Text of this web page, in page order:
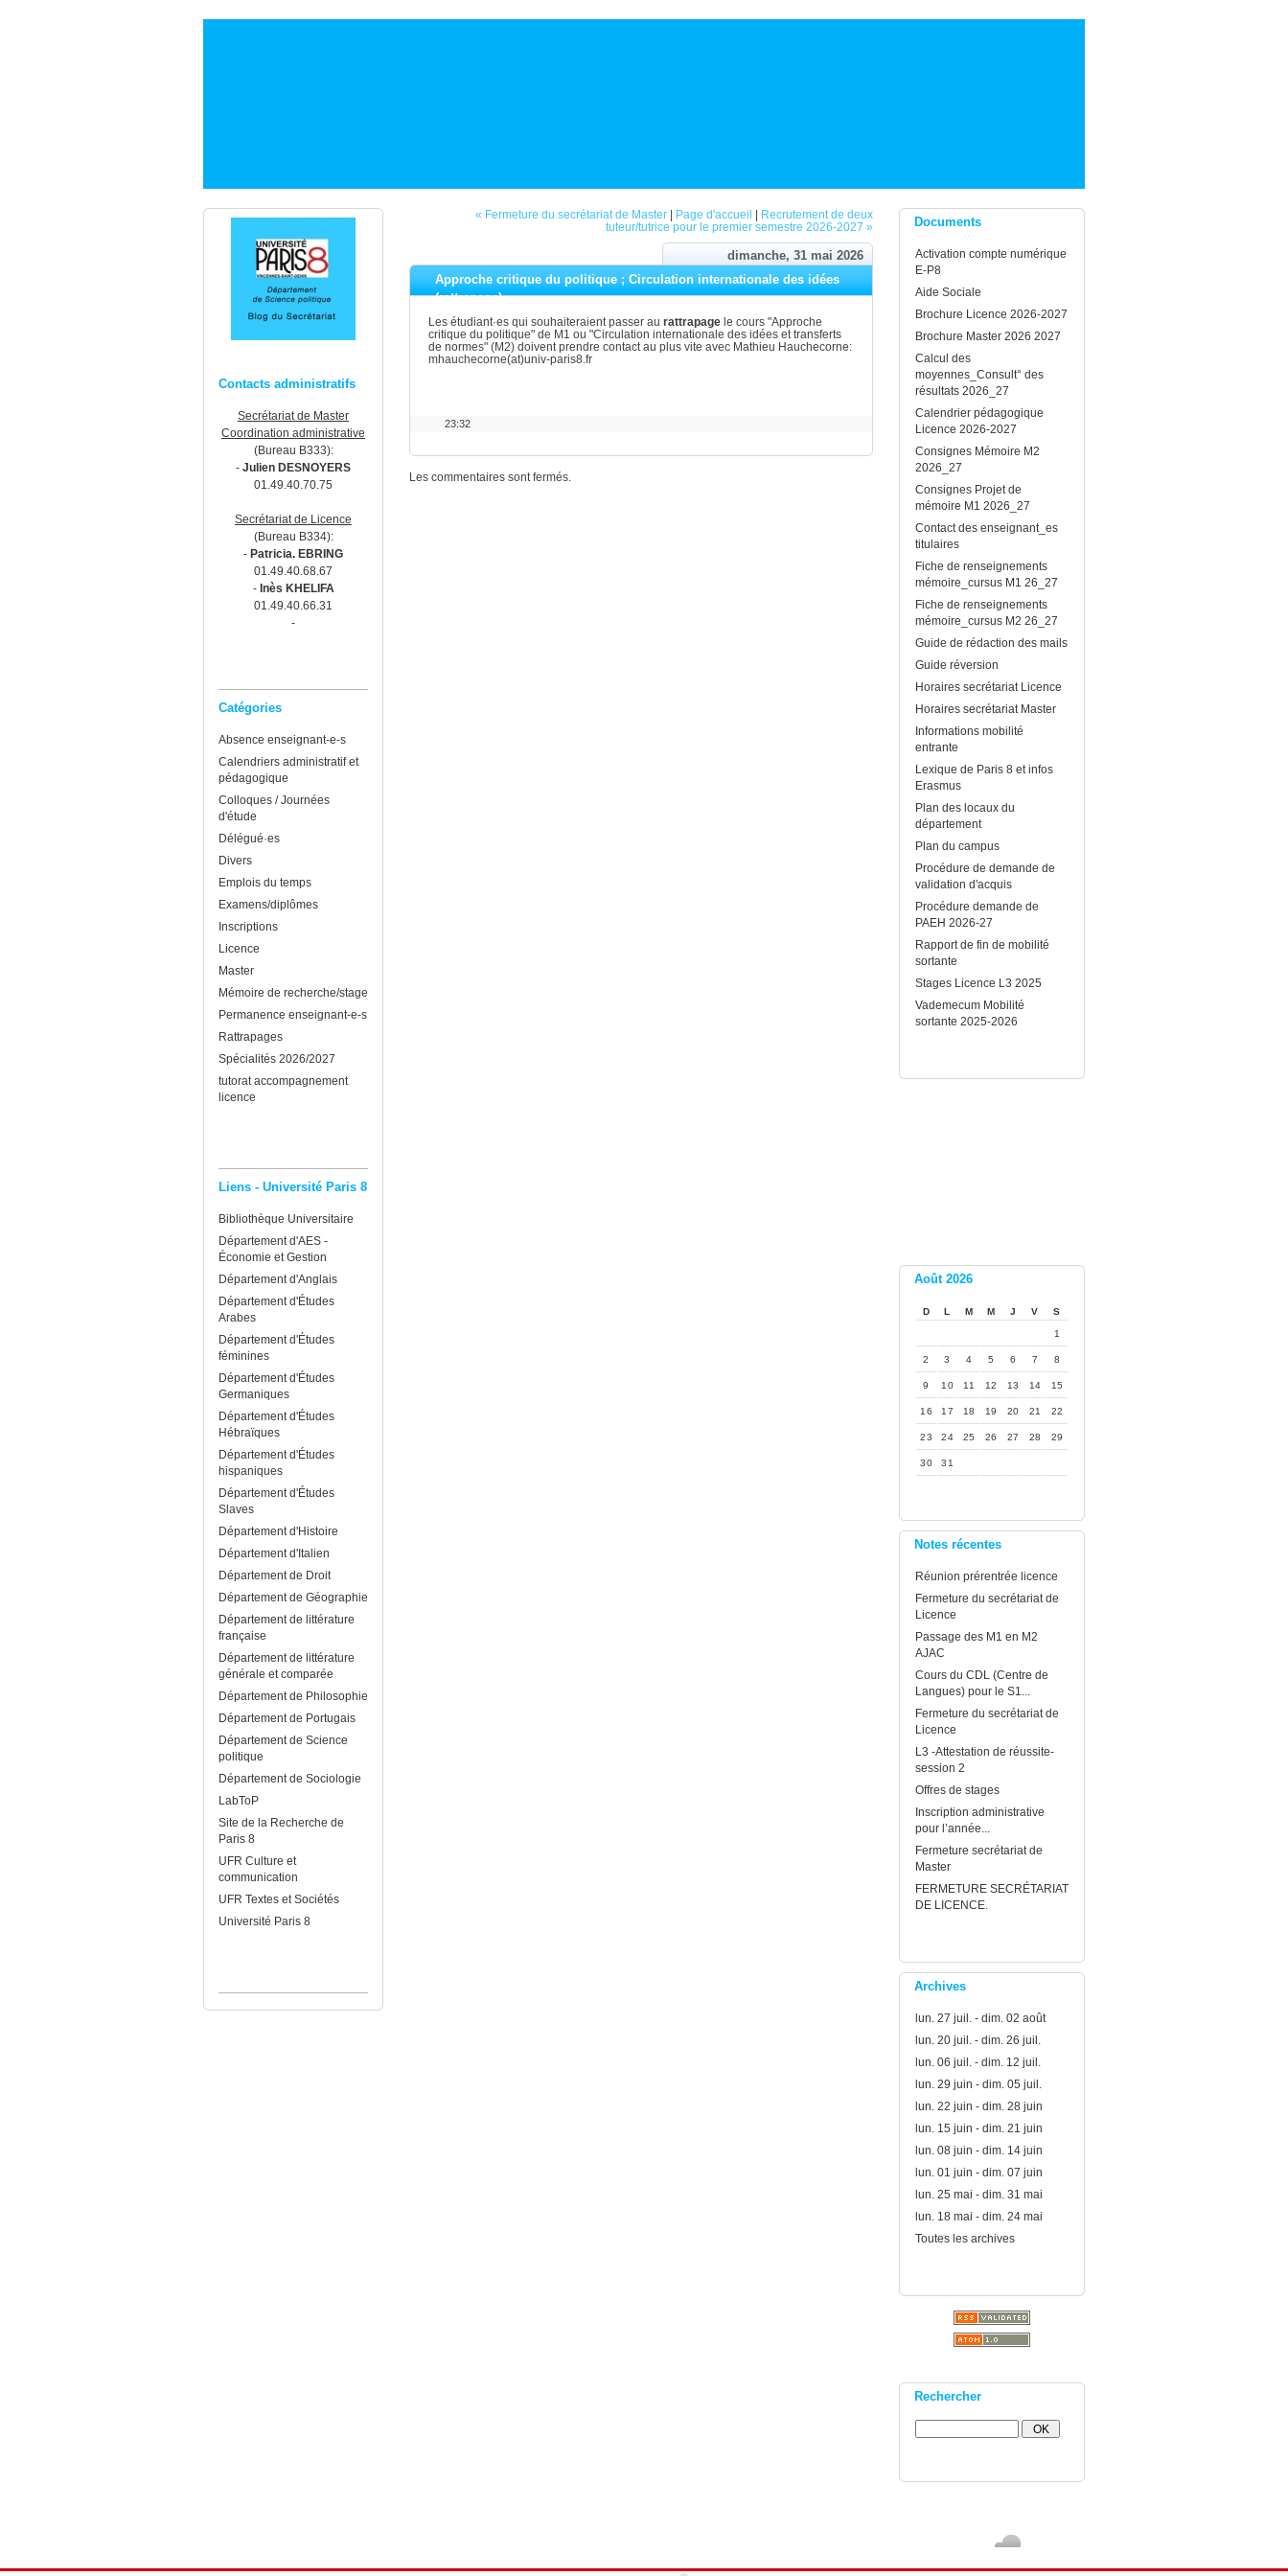
Contacts administratifs
Secrétariat de Master
Coordination administrative
(Bureau B333):
- Julien DESNOYERS
01.49.40.70.75
Secrétariat de Licence
(Bureau B334):
- Patricia. EBRING
01.49.40.68.67
- Inès KHELIFA
01.49.40.66.31
-
Catégories
Absence enseignant-e-s
Calendriers administratif et
pédagogique
Colloques / Journées
d'étude
Délégué·es
Divers
Emplois du temps
Examens/diplômes
Inscriptions
Licence
Master
Mémoire de recherche/stage
Permanence enseignant-e-s
Rattrapages
Spécialités 2026/2027
tutorat accompagnement
licence
Liens - Université Paris 8
Bibliothèque Universitaire
Département d'AES -
Économie et Gestion
Département d'Anglais
Département d'Études
Arabes
Département d'Études
féminines
Département d'Études
Germaniques
Département d'Études
Hébraïques
Département d'Études
hispaniques
Département d'Études
Slaves
Département d'Histoire
Département d'Italien
Département de Droit
Département de Géographie
Département de littérature
française
Département de littérature
générale et comparée
Département de Philosophie
Département de Portugais
Département de Science
politique
Département de Sociologie
LabToP
Site de la Recherche de
Paris 8
UFR Culture et
communication
UFR Textes et Sociétés
Université Paris 8
Documents
Activation compte numérique
E-P8
Aide Sociale
Brochure Licence 2026-2027
Brochure Master 2026 2027
Calcul des
moyennes_Consult° des
résultats 2026_27
Calendrier pédagogique
Licence 2026-2027
Consignes Mémoire M2
2026_27
Consignes Projet de
mémoire M1 2026_27
Contact des enseignant_es
titulaires
Fiche de renseignements
mémoire_cursus M1 26_27
Fiche de renseignements
mémoire_cursus M2 26_27
Guide de rédaction des mails
Guide réversion
Horaires secrétariat Licence
Horaires secrétariat Master
Informations mobilité
entrante
Lexique de Paris 8 et infos
Erasmus
Plan des locaux du
département
Plan du campus
Procédure de demande de
validation d'acquis
Procédure demande de
PAEH 2026-27
Rapport de fin de mobilité
sortante
Stages Licence L3 2025
Vademecum Mobilité
sortante 2025-2026
Août 2026
D L M M J V S
1
2 3 4 5 6 7 8
9 10 11 12 13 14 15
16 17 18 19 20 21 22
23 24 25 26 27 28 29
30 31
Notes récentes
Réunion prérentrée licence
Fermeture du secrétariat de
Licence
Passage des M1 en M2
AJAC
Cours du CDL (Centre de
Langues) pour le S1...
Fermeture du secrétariat de
Licence
L3 -Attestation de réussite-
session 2
Offres de stages
Inscription administrative
pour l’année...
Fermeture secrétariat de
Master
FERMETURE SECRÉTARIAT
DE LICENCE.
Archives
lun. 27 juil. - dim. 02 août
lun. 20 juil. - dim. 26 juil.
lun. 06 juil. - dim. 12 juil.
lun. 29 juin - dim. 05 juil.
lun. 22 juin - dim. 28 juin
lun. 15 juin - dim. 21 juin
lun. 08 juin - dim. 14 juin
lun. 01 juin - dim. 07 juin
lun. 25 mai - dim. 31 mai
lun. 18 mai - dim. 24 mai
Toutes les archives
Rechercher
« Fermeture du secrétariat de Master | Page d'accueil | Recrutement de deux
tuteur/tutrice pour le premier semestre 2026-2027 »
dimanche, 31 mai 2026
Approche critique du politique ; Circulation internationale des idées
(rattrapage)
Les étudiant·es qui souhaiteraient passer au rattrapage le cours "Approche
critique du politique" de M1 ou "Circulation internationale des idées et transferts
de normes" (M2) doivent prendre contact au plus vite avec Mathieu Hauchecorne:
mhauchecorne(at)univ-paris8.fr
23:32
Les commentaires sont fermés.